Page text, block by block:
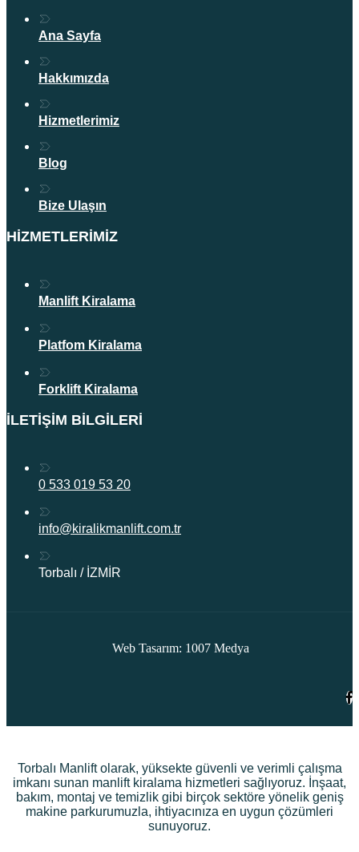
Ana Sayfa
Hakkımızda
Hizmetlerimiz
Blog
Bize Ulaşın
HIZMETLERIMIZ
Manlift Kiralama
Platfom Kiralama
Forklift Kiralama
İLETIŞIM BILGILERI
0 533 019 53 20
info@kiralikmanlift.com.tr
Torbalı / İZMİR
Web Tasarım: 1007 Medya
Torbalı Manlift olarak, yüksekte güvenli ve verimli çalışma
imkanı sunan manlift kiralama hizmetleri sağlıyoruz. İnşaat,
bakım, montaj ve temizlik gibi birçok sektöre yönelik geniş
makine parkurumuzla, ihtiyacınıza en uygun çözümleri
sunuyoruz.